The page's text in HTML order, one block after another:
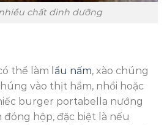
chất dinh dưỡng
thể làm lẩu nấm, xào chúng
vào thịt hầm, nhồi hoặc
burger portabella nướng
hộp, đặc biệt là nếu